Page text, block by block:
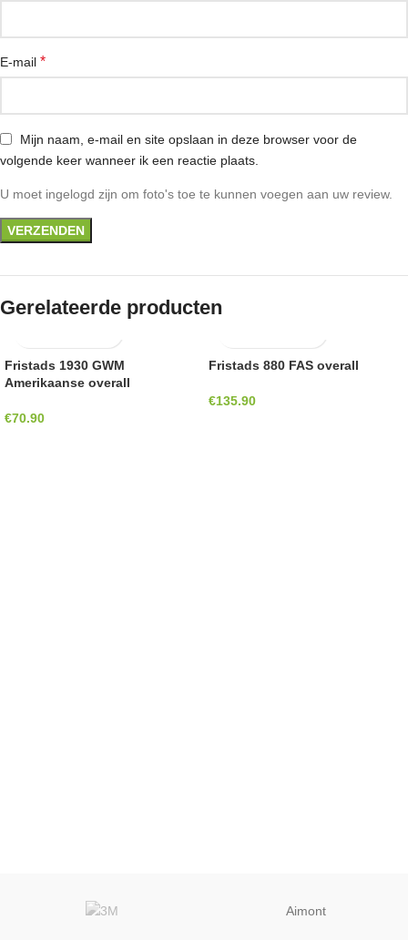
E-mail *
Mijn naam, e-mail en site opslaan in deze browser voor de
volgende keer wanneer ik een reactie plaats.
U moet ingelogd zijn om foto's toe te kunnen voegen aan uw review.
Gerelateerde producten
Fristads 1930 GWM
Amerikaanse overall
€70.90
Fristads 880 FAS overall
€135.90
Aimont